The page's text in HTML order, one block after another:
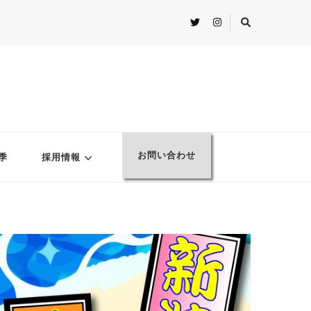
採用情報 お問い合わせ